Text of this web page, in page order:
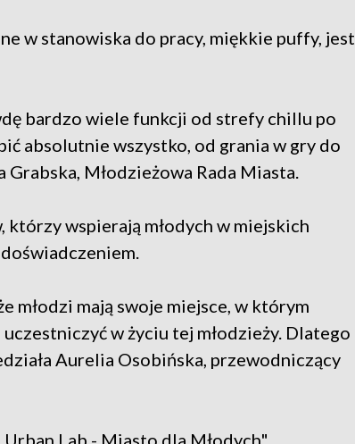
w stanowiska do pracy, miękkie puffy, jest
bardzo wiele funkcji od strefy chillu po
absolutnie wszystko, od grania w gry do
Młodzieżowa Rada Miasta.
wspierają młodych w miejskich
młodzi mają swoje miejsce, w którym
w życiu tej młodzieży. Dlatego
Aurelia Osobińska, przewodniczący
Lab - Miasto dla Młodych"